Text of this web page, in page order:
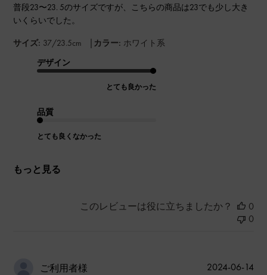
普段23〜23. 5のサイズですが、こちらの商品は23でも少し大き
いくらいでした。
サイズ: 37/23.5cm | カラー: ホワイト系
デザイン
とても良かった
品質
とても良くなかった
もっと見る
このレビューは役に立ちましたか？
0
0
ご利用者様
公
2024-06-14